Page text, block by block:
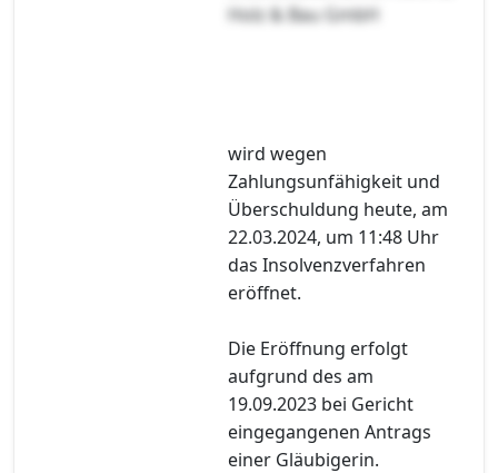
Holz & Bau GmbH
wird wegen
Zahlungsunfähigkeit und
Überschuldung heute, am
22.03.2024, um 11:48 Uhr
das Insolvenzverfahren
eröffnet.
Die Eröffnung erfolgt
aufgrund des am
19.09.2023 bei Gericht
eingegangenen Antrags
einer Gläubigerin.